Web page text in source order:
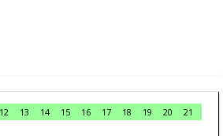
12 13 14 15 16 17 18 19 20
21